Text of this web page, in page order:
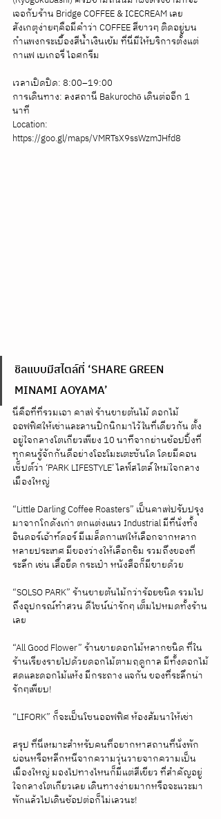
เจอกับร้าน Bridge COFFEE & ICECREAM เลย
สังเกตุง่ายๆคือมีคำว่า COFFEE สีขาวๆ ติดอยู่บน
กำแพงกระเบื้องสีน้ำเงินเข้ม ที่นี่มีให้บริการตั้งแต่
กาแฟ เบเกอรี่ ไอศกรีม
เวลาเปิดปิด: 8:00–19:00
การเดินทาง: ลงสถานี Bakurochō เดินต่ออีก 1
นาที
Location:
https://goo.gl/maps/VMRTsX9ssWzmJHfd8
ชิลแบบมีสไตล์ที่ ‘SHARE GREEN
MINAMI AOYAMA’
นี่คือที่ที่รวมเอา คาเฟ่ ร้านขายต้นไม้ ดอกไม้
ออฟฟิศให้เช่าและลานปิกนิกมาไว้ในที่เดียวกัน ตั้ง
อยู่ใจกลางโตเกียวเพียง 10 นาทีจากย่านช้อปปิ้งที่
ทุกคนรู้จักกันดีอย่างโอะโมะเตะซันโด โดยมีคอน
เซ็ปต์ว่า ‘PARK LIFESTYLE’ ไลฟ์สไตล์ใหม่ใจกลาง
เมืองใหญ่
“Little Darling Coffee Roasters” เป็นคาเฟ่ปรับปรุง
มาจากโกดังเก่า ตกแต่งแนว Industrial มีที่นั่งทั้ง
อินดอร์เอ้าท์ดอร์ มีเมล็ดกาแฟให้เลือกจากหลาก
หลายประเทศ มีของว่างให้เลือกชิม รวมถึงของที่
ระลึก เช่น เสื้อยืด กระเป๋า หนังสือก็มีขายด้วย
“SOLSO PARK” ร้านขายต้นไม้กว่าร้อยชนิด รวมไป
ถึงอุปกรณ์ทำสวน ดีไซน์น่ารักๆ เต็มไปหมดทั้งร้าน
เลย
“All Good Flower” ร้านขายดอกไม้หลากชนิด ที่ใน
ร้านเรียงรายไปด้วยดอกไม้ตามฤดูกาล มีทั้งดอกไม้
สดและดอกไม้แห้ง มีกระถาง แจกัน ของที่ระลึกน่า
รักๆเพียบ!
“LIFORK” ก็จะเป็นโซนออฟฟิศ ห้องสัมนาให้เช่า
สรุป ที่นี่เหมาะสำหรับคนที่อยากหาสถานที่นั่งพัก
ผ่อนหรือหลีกหนีจากความวุ่นวายจากความเป็น
เมืองใหญ่ มองไปทางไหนก็มีแต่สีเขียว ที่สำคัญอยู่
ใจกลางโตเกียวเลย เดินทางง่ายมากหรือจะแวะมา
พักแล้วไปเดินช้อปต่อก็ไม่เลวนะ!